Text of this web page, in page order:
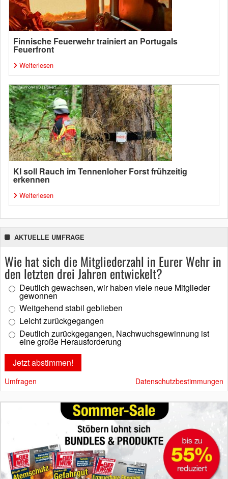
Finnische Feuerwehr trainiert an Portugals
Feuerfront
Weiterlesen
KI soll Rauch im Tennenloher Forst frühzeitig
erkennen
Weiterlesen
AKTUELLE UMFRAGE
Wie hat sich die Mitgliederzahl in Eurer Wehr in
den letzten drei Jahren entwickelt?
Deutlich gewachsen, wir haben viele neue Mitglieder
gewonnen
Weitgehend stabil geblieben
Leicht zurückgegangen
Deutlich zurückgegangen, Nachwuchsgewinnung ist
eine große Herausforderung
Umfragen Datenschutzbestimmungen